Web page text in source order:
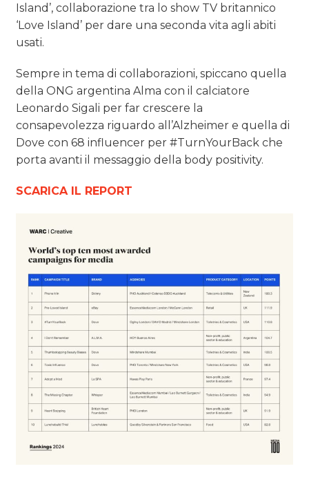
Island’, collaborazione tra lo show TV britannico
‘Love Island’ per dare una seconda vita agli abiti
usati.
Sempre in tema di collaborazioni, spiccano quella
della ONG argentina Alma con il calciatore
Leonardo Sigali per far crescere la
consapevolezza riguardo all’Alzheimer e quella di
Dove con 68 influencer per #TurnYourBack che
porta avanti il messaggio della body positivity.
SCARICA IL REPORT